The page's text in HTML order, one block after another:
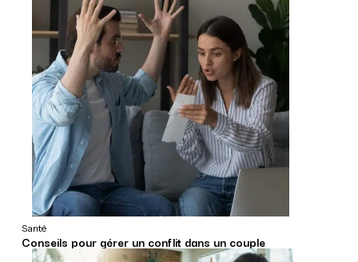
Santé
Conseils pour gérer un conflit dans un couple